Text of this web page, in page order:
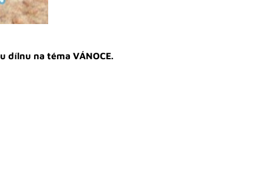
na téma VÁNOCE.